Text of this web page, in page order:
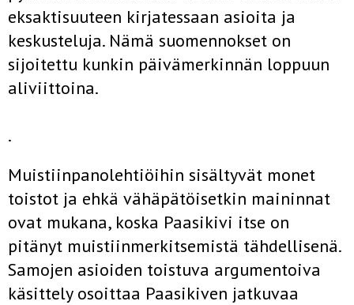
eksaktisuuteen kirjatessaan asioita ja
keskusteluja. Nämä suomennokset on
sijoitettu kunkin päivämerkinnän loppuun
aliviittoina.
.
Muistiinpanolehtiöihin sisältyvät monet
toistot ja ehkä vähäpätöisetkin maininnat
ovat mukana, koska Paasikivi itse on
pitänyt muistiinmerkitsemistä tähdellisenä.
Samojen asioiden toistuva argumentoiva
käsittely osoittaa Paasikiven jatkuvaa